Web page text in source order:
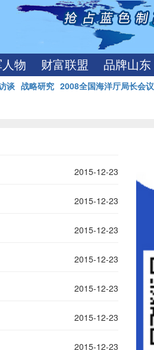
物 财富联盟 品牌山东
谈 战略研究 2008全国海洋厅局长会议
2015-12-23
2015-12-23
2015-12-23
2015-12-23
2015-12-23
2015-12-23
2015-12-23